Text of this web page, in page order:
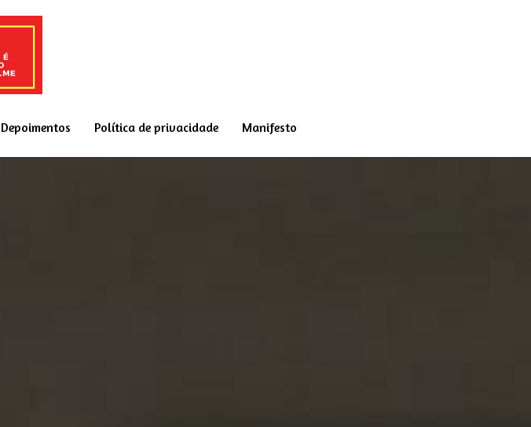
Depoimentos Política de privacidade Manifesto